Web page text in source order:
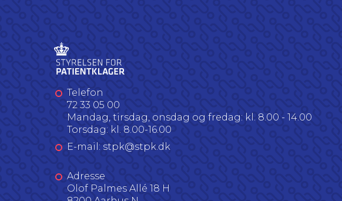
Telefon
72 33 05 00
Mandag, tirsdag, onsdag og fredag: kl. 8.00 - 14.00
Torsdag: kl. 8.00-16.00
E-mail: stpk@stpk.dk
Adresse
Olof Palmes Allé 18 H